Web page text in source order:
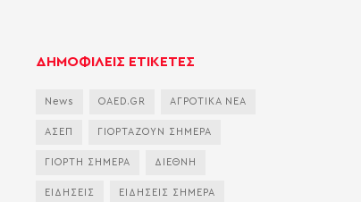
ΔΗΜΟΦΙΛΕΙΣ ΕΤΙΚΕΤΕΣ
News OAED.GR ΑΓΡΟΤΙΚΑ ΝΕΑ
ΑΣΕΠ ΓΙΟΡΤΑΖΟΥΝ ΣΗΜΕΡΑ
ΓΙΟΡΤΗ ΣΗΜΕΡΑ ΔΙΕΘΝΗ
ΕΙΔΗΣΕΙΣ ΕΙΔΗΣΕΙΣ ΣΗΜΕΡΑ